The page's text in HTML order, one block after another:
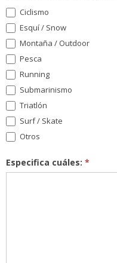
Ciclismo
Esquí / Snow
Montaña / Outdoor
Pesca
Running
Submarinismo
Triatlón
Surf / Skate
Otros
Especifica cuáles: *